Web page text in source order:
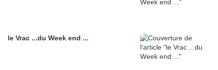
le Vrac ...du Week end ...